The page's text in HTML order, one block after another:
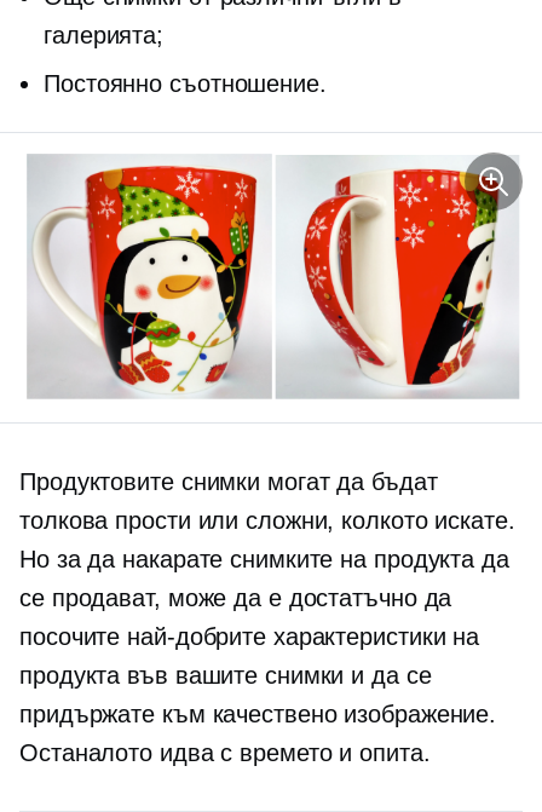
галерията;
Постоянно съотношение.
Продуктовите снимки могат да бъдат
толкова прости или сложни, колкото искате.
Но за да накарате снимките на продукта да
се продават, може да е достатъчно да
посочите най-добрите характеристики на
продукта във вашите снимки и да се
придържате към качествено изображение.
Останалото идва с времето и опита.